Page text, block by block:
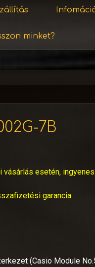
minket?
7B
vásárlás esetén,
garancia
(Casio Module